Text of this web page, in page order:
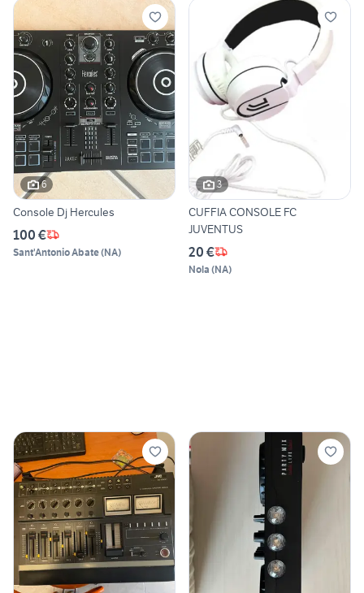
6
Console Dj Hercules
100 €
Sant'Antonio Abate(NA)
3
CUFFIA CONSOLE FC
JUVENTUS
20 €
Nola (NA)